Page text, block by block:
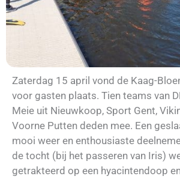
Zaterdag 15 april vond de Kaag-
voor gasten plaats. Tien teams van
Meie uit Nieuwkoop, Sport Gent,
Voorne Putten deden mee. Een
mooi weer en enthousiaste
de tocht (bij het passeren van Iris)
getrakteerd op een hyacintendoop